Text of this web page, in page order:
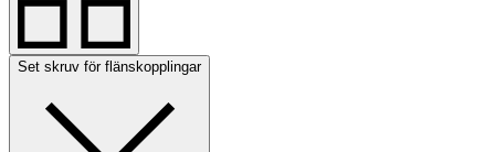
Set skruv för flänskopplingar